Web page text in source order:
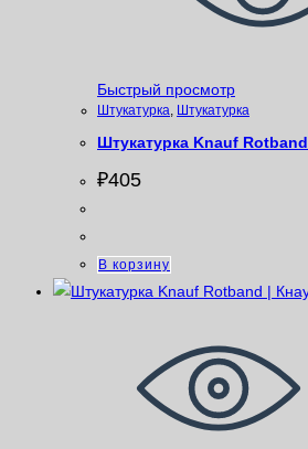
Быстрый просмотр
Штукатурка Штукатурка
Штукатурка Knauf
₽405
В корзину